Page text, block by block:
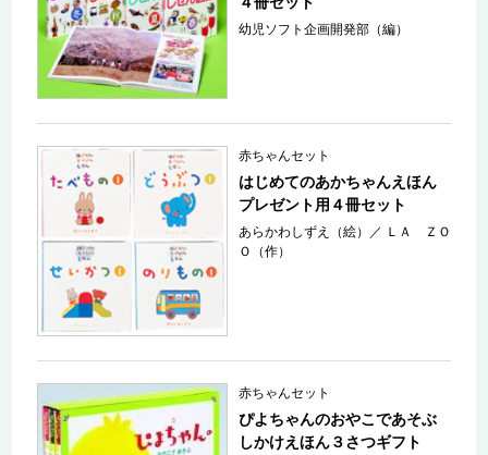
幼児ソフト企画開発部（編）
赤ちゃんセット
はじめてのあかちゃんえほん
プレゼント用４冊セット
あらかわしずえ（絵） ／ ＬＡ ＺＯ
Ｏ（作）
赤ちゃんセット
ぴよちゃんのおやこであそぶ
しかけえほん３さつギフト